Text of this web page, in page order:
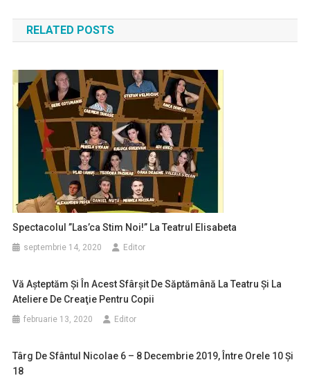
în
articole
RELATED POSTS
Spectacolul ”Las’ca Stim Noi!” La Teatrul Elisabeta
septembrie 14, 2020 Editor
Vă Aşteptăm Şi În Acest Sfârşit De Săptămână La Teatru Şi La
Ateliere De Creaţie Pentru Copii
februarie 13, 2020 Editor
Târg De Sfântul Nicolae 6 – 8 Decembrie 2019, Între Orele 10 Şi
18